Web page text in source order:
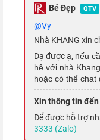
Bé Đẹp QTV
@Vy
Nhà KHANG xin
Dạ được ạ, nếu
hệ với nhà
hoặc có thể chat
Xin thông tin đến
Để được hỗ trợ
3333 (Zalo)